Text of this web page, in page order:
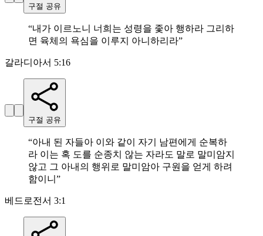
구절 공유
“내가 이르노니 너희는 성령을 좇아 행하라 그리하
면 육체의 욕심을 이루지 아니하리라”
갈라디아서 5:16
구절 공유
“아내 된 자들아 이와 같이 자기 남편에게 순복하
라 이는 혹 도를 순종치 않는 자라도 말로 말미암지
않고 그 아내의 행위로 말미암아 구원을 얻게 하려
함이니 ”
베드로전서 3:1